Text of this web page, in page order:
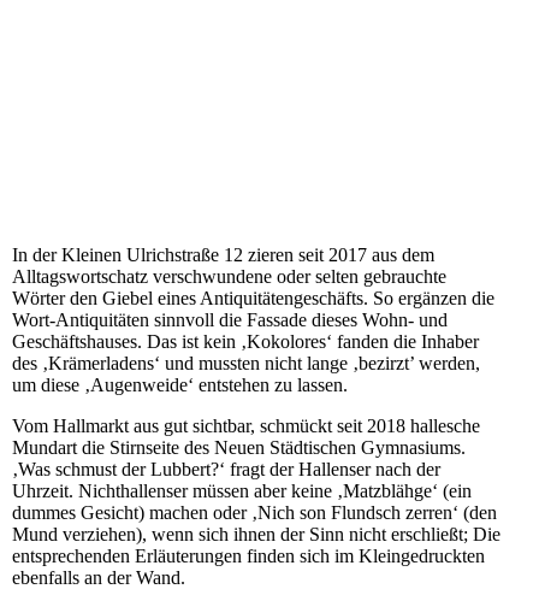
In der Kleinen Ulrichstraße 12 zieren seit 2017 aus dem
Alltagswortschatz verschwundene oder selten gebrauchte
Wörter den Giebel eines Antiquitätengeschäfts. So ergänzen die
Wort-Antiquitäten sinnvoll die Fassade dieses Wohn- und
Geschäftshauses. Das ist kein ‚Kokolores‘ fanden die Inhaber
des ‚Krämerladens‘ und mussten nicht lange ‚bezirzt’ werden,
um diese ‚Augenweide‘ entstehen zu lassen.
Vom Hallmarkt aus gut sichtbar, schmückt seit 2018 hallesche
Mundart die Stirnseite des Neuen Städtischen Gymnasiums.
‚Was schmust der Lubbert?‘ fragt der Hallenser nach der
Uhrzeit. Nichthallenser müssen aber keine ‚Matzblähge‘ (ein
dummes Gesicht) machen oder ‚Nich son Flundsch zerren‘ (den
Mund verziehen), wenn sich ihnen der Sinn nicht erschließt; Die
entsprechenden Erläuterungen finden sich im Kleingedruckten
ebenfalls an der Wand.